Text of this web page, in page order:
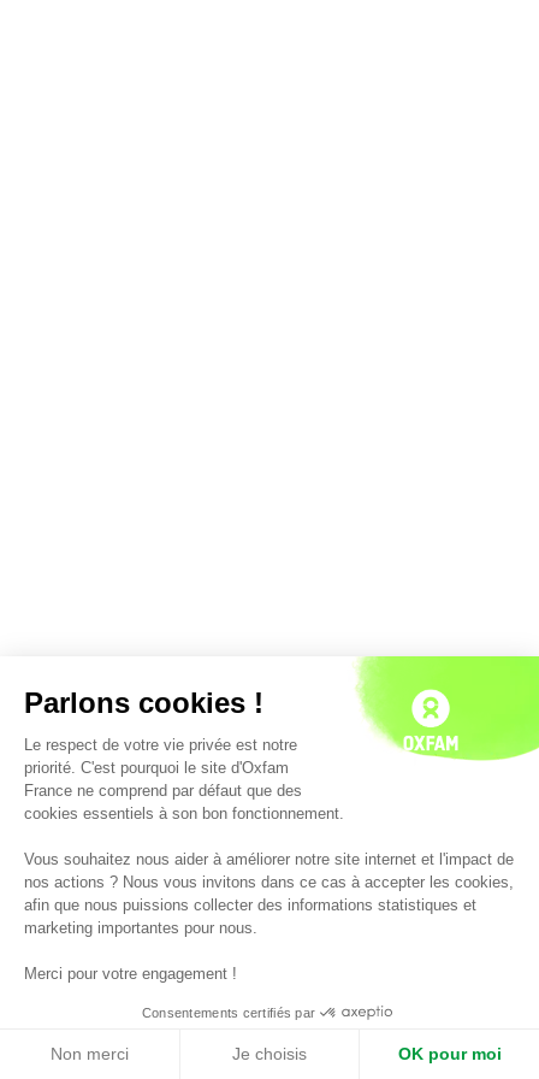
Parlons cookies !
Le respect de votre vie privée est notre
priorité. C'est pourquoi le site d'Oxfam
France ne comprend par défaut que des
cookies essentiels à son bon fonctionnement.
Vous souhaitez nous aider à améliorer notre site internet et l'impact de
nos actions ? Nous vous invitons dans ce cas à accepter les cookies,
afin que nous puissions collecter des informations statistiques et
marketing importantes pour nous.
Merci pour votre engagement !
Consentements certifiés par
Non merci Je choisis OK pour moi